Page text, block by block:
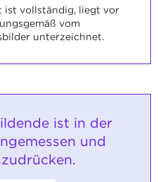
ist vollständig, liegt vor
vom
unterzeichnet.
ist in der
und